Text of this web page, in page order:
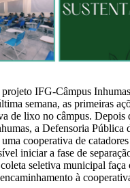
IFG-Câmpus
semana, as primeiras
de lixo no câmpus. Depois
a Defensoria Pública
cooperativa de
iniciar a fase de
coleta seletiva municipal faça
à